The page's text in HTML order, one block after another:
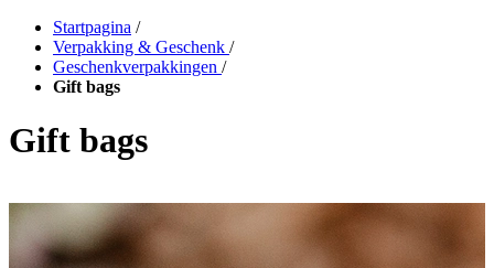
Startpagina /
Verpakking & Geschenk /
Geschenkverpakkingen /
Gift bags
Gift bags